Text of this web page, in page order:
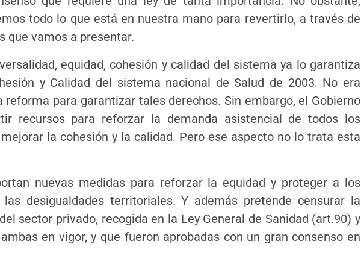
todo lo que está en nuestra mano para revertirlo, a través de
que vamos a presentar.
equidad, cohesión y calidad del sistema ya lo garantiza
y Calidad del sistema nacional de Salud de 2003. No era
reforma para garantizar tales derechos. Sin embargo, el Gobierno
recursos para reforzar la demanda asistencial de todos los
la cohesión y la calidad. Pero ese aspecto no lo trata esta
nuevas medidas para reforzar la equidad y proteger a los
desigualdades territoriales. Y además pretende censurar la
sector privado, recogida en la Ley General de Sanidad (art.90) y
en vigor, y que fueron aprobadas con un gran consenso en